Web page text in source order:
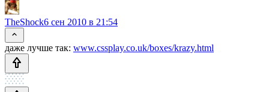
TheShock6 сен 2010 в 21:54
даже лучше так: www.cssplay.co.uk/boxes/krazy.html